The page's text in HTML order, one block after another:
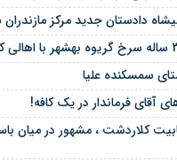
دادستان جدید مرکز
سمسکنده علیا
آقای فرماندار در یک کافه!
کلاردشت ، مشهور در میان